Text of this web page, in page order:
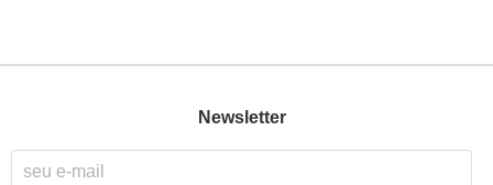
Newsletter